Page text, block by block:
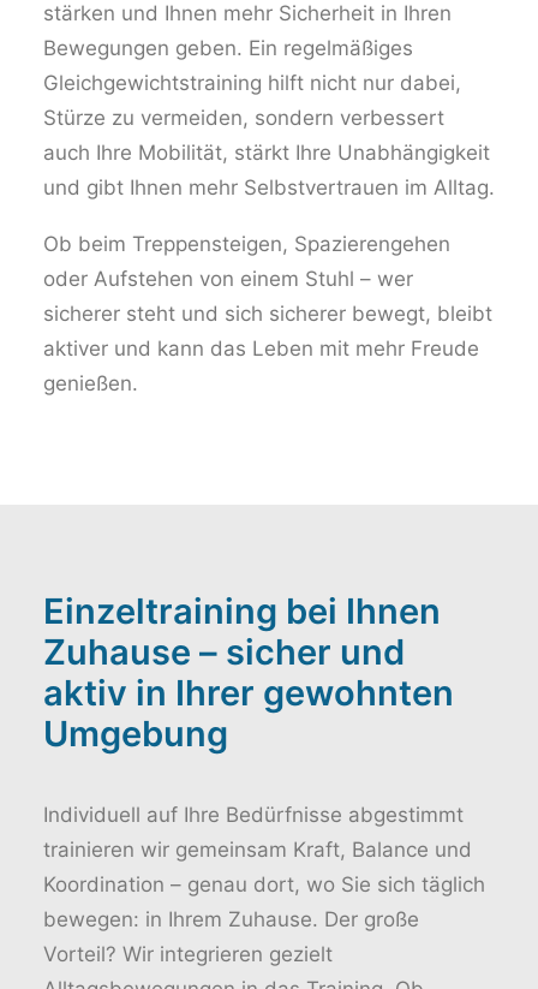
stärken und Ihnen mehr Sicherheit in Ihren
Bewegungen geben. Ein regelmäßiges
Gleichgewichtstraining hilft nicht nur dabei,
Stürze zu vermeiden, sondern verbessert
auch Ihre Mobilität, stärkt Ihre Unabhängigkeit
und gibt Ihnen mehr Selbstvertrauen im Alltag.
Ob beim Treppensteigen, Spazierengehen
oder Aufstehen von einem Stuhl – wer
sicherer steht und sich sicherer bewegt, bleibt
aktiver und kann das Leben mit mehr Freude
genießen.
Einzeltraining bei Ihnen
Zuhause – sicher und
aktiv in Ihrer gewohnten
Umgebung
Individuell auf Ihre Bedürfnisse abgestimmt
trainieren wir gemeinsam Kraft, Balance und
Koordination – genau dort, wo Sie sich täglich
bewegen: in Ihrem Zuhause. Der große
Vorteil? Wir integrieren gezielt